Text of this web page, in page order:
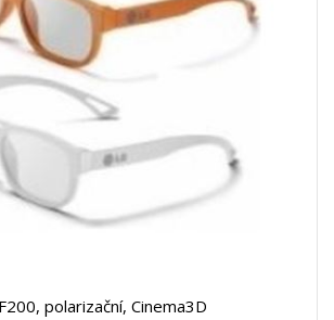
polarizační, Cinema3D